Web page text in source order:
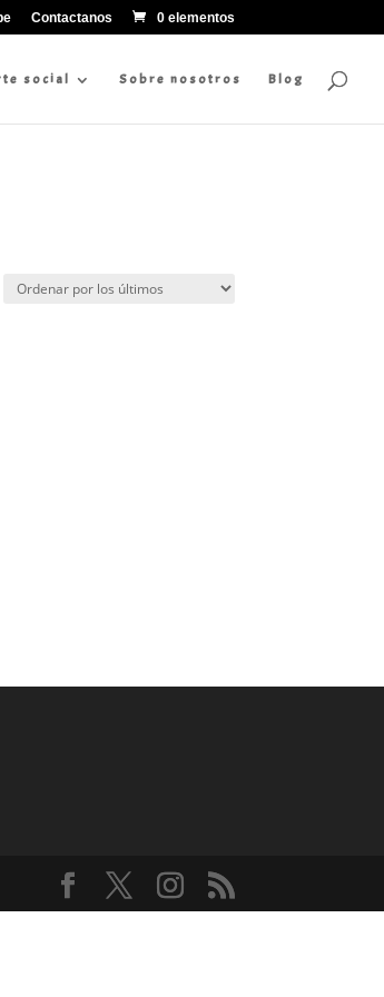
Contactanos 0 elementos
social Sobre nosotros Blog